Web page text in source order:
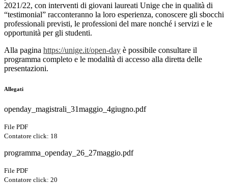
2021/22, con interventi di giovani laureati Unige che in qualità di
“testimonial” racconteranno la loro esperienza, conoscere gli sbocchi
professionali previsti, le professioni del mare nonché i servizi e le
opportunità per gli studenti.
Alla pagina https://unige.it/open-day è possibile consultare il
programma completo e le modalità di accesso alla diretta delle
presentazioni.
Allegati
openday_magistrali_31maggio_4giugno.pdf
File PDF
Contatore click: 18
programma_openday_26_27maggio.pdf
File PDF
Contatore click: 20